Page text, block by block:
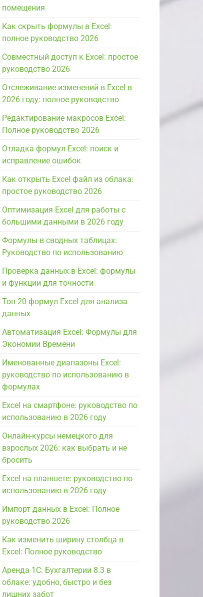
помещения
Как скрыть формулы в Excel:
полное руководство 2026
Совместный доступ к Excel: простое
руководство 2026
Отслеживание изменений в Excel в
2026 году: полное руководство
Редактирование макросов Excel:
Полное руководство 2026
Отладка формул Excel: поиск и
исправление ошибок
Как открыть Excel файл из облака:
простое руководство 2026
Оптимизация Excel для работы с
большими данными в 2026 году
Формулы в сводных таблицах:
Руководство по использованию
Проверка данных в Excel: формулы
и функции для точности
Топ-20 формул Excel для анализа
данных
Автоматизация Excel: Формулы для
Экономии Времени
Именованные диапазоны Excel:
руководство по использованию в
формулах
Excel на смартфоне: руководство по
использованию в 2026 году
Онлайн-курсы немецкого для
взрослых 2026: как выбрать и не
бросить
Excel на планшете: руководство по
использованию в 2026 году
Импорт данных в Excel: Полное
руководство 2026
Как изменить ширину столбца в
Excel: Полное руководство
Аренда 1С: Бухгалтерии 8.3 в
облаке: удобно, быстро и без
лишних забот